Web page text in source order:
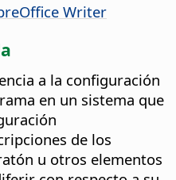
Writer
a la configuración
en un sistema que
de los
u otros elementos